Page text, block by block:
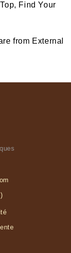
Find Your
from External